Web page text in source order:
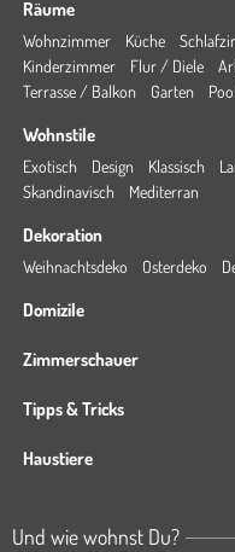
Räume
Wohnzimmer Küche
Kinderzimmer
Flur / Diele
Terrasse / Balkon
Garten Pool
Wohnstile
Exotisch Design Klassisch
Skandinavisch
Mediterran
Dekoration
Weihnachtsdeko Osterdeko
Domizile
Zimmerschauer
Tipps & Tricks
Haustiere
Und wie wohnst Du?